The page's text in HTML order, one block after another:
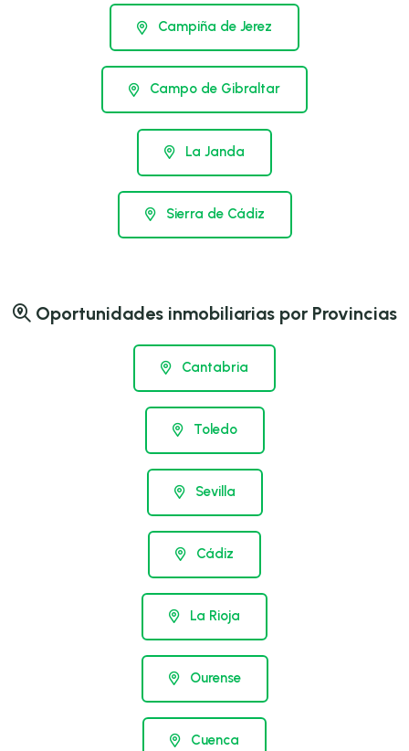
Campiña de Jerez
Campo de Gibraltar
La Janda
Sierra de Cádiz
Oportunidades inmobiliarias por Provincias
Cantabria
Toledo
Sevilla
Cádiz
La Rioja
Ourense
Cuenca